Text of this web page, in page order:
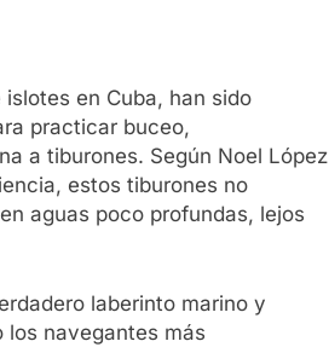
en Cuba, han sido
practicar buceo,
a tiburones. Según Noel López
estos tiburones no
aguas poco profundas, lejos
laberinto marino y
los navegantes más